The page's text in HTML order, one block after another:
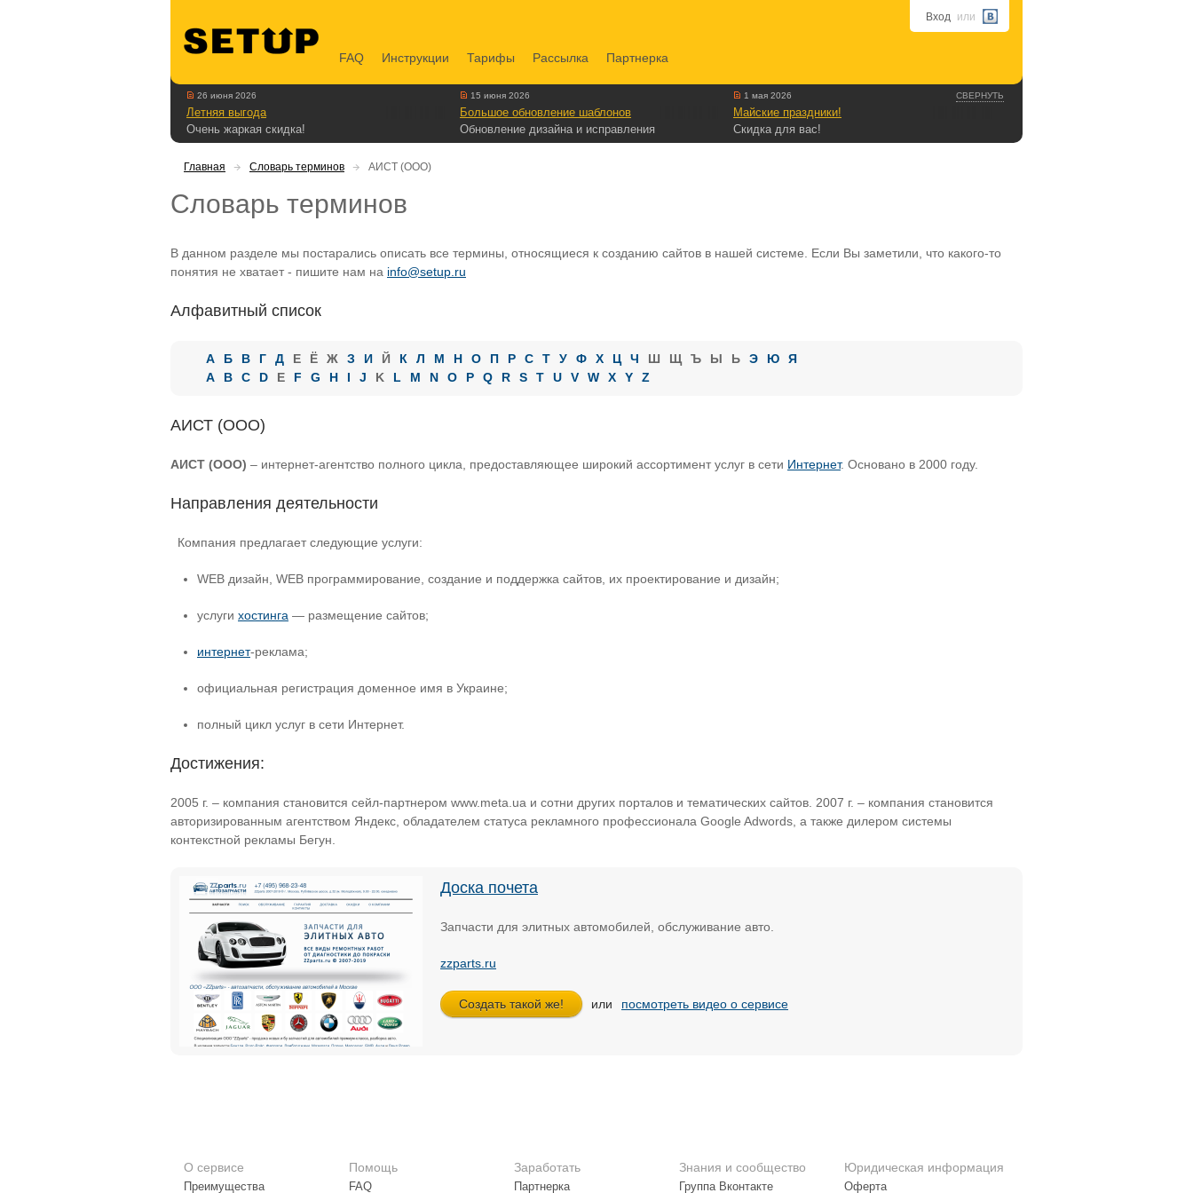
Вход или
FAQ Инструкции Тарифы Рассылка Партнерка
СВЕРНУТЬ
26 июня 2026
Летняя выгода
Очень жаркая скидка!
15 июня 2026
Большое обновление шаблонов
Обновление дизайна и исправления
1 мая 2026
Майские праздники!
Скидка для вас!
Главная Словарь терминов АИСТ (ООО)
Словарь терминов
В данном разделе мы постарались описать все термины, относящиеся к созданию сайтов в нашей системе. Если Вы заметили, что какого-то
понятия не хватает - пишите нам на info@setup.ru
Алфавитный список
А Б В Г Д Е Ё Ж З И Й К Л М Н О П Р С Т У Ф Х Ц Ч Ш Щ Ъ Ы Ь Э Ю
Я
A
B C D E F G H I J K L M N O P Q R S T U V W X Y Z
АИСТ (ООО)
АИСТ (ООО) – интернет-агентство полного цикла, предоставляющее широкий ассортимент услуг в сети Интернет. Основано в 2000 году.
Направления деятельности
Компания предлагает следующие услуги:
WEB дизайн, WEB программирование, создание и поддержка сайтов, их проектирование и дизайн;
услуги хостинга — размещение сайтов;
интернет-реклама;
официальная регистрация доменное имя в Украине;
полный цикл услуг в сети Интернет.
Достижения:
2005 г. – компания становится сейл-партнером www.meta.ua и сотни других порталов и тематических сайтов. 2007 г. – компания становится
авторизированным агентством Яндекс, обладателем статуса рекламного профессионала Google Adwords, а также дилером системы
контекстной рекламы Бегун.
Доска почета
Запчасти для элитных автомобилей, обслуживание авто.
zzparts.ru
или посмотреть видео о сервисе
О сервисе
Преимущества
Помощь
FAQ
Заработать
Партнерка
Знания и сообщество
Группа Вконтакте
Юридическая информация
Оферта